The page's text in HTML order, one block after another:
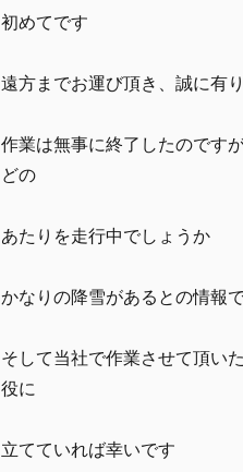
初めてです
遠方までお運び頂き、誠に有
作業は無事に終了したのです
どの
あたりを走行中でしょうか
かなりの降雪があるとの情報
そして当社で作業させて頂い
役に
立てていれば幸いです